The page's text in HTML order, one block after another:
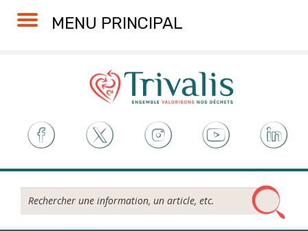
MENU PRINCIPAL
Rechercher...